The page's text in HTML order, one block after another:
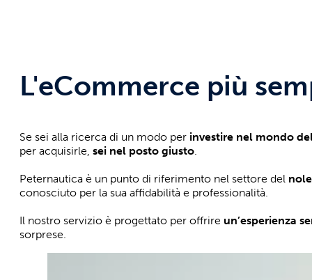
L'eCommerce più
Se sei alla ricerca di un modo per investire nel mondo
per acquisirle, sei nel posto giusto.
Peternautica è un punto di riferimento nel settore del
conosciuto per la sua affidabilità e professionalità.
Il nostro servizio è progettato per offrire un’esperienza
sorprese.